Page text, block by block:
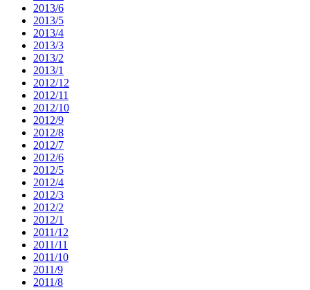
2013/6
2013/5
2013/4
2013/3
2013/2
2013/1
2012/12
2012/11
2012/10
2012/9
2012/8
2012/7
2012/6
2012/5
2012/4
2012/3
2012/2
2012/1
2011/12
2011/11
2011/10
2011/9
2011/8